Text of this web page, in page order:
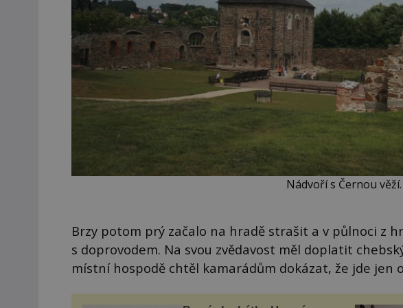
Nádvoří s Černou věží.
Brzy potom prý začalo na hradě strašit a v půlnoci z
s doprovodem. Na svou zvědavost měl doplatit
místní hospodě chtěl kamarádům dokázat, že jde jen